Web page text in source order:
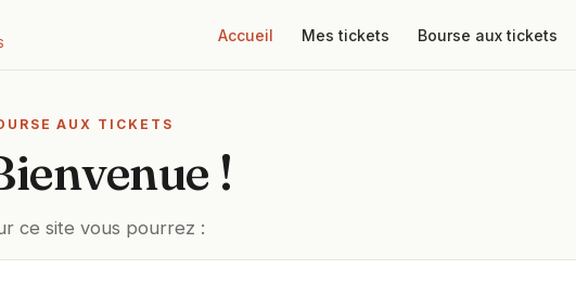
Accueil Mes tickets Bourse aux tickets
AUX TICKETS
!
ce site vous pourrez :